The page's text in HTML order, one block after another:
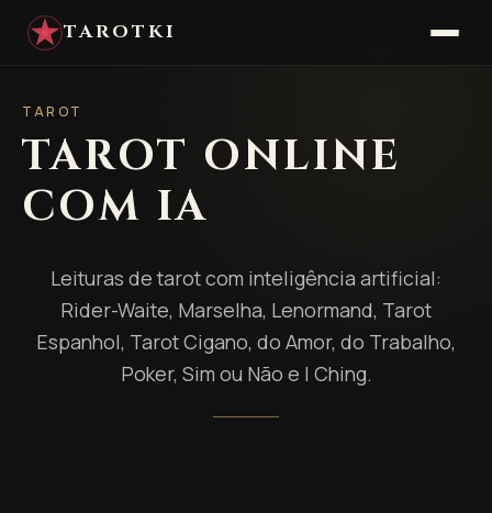
TAROTKI
TAROT
TAROT ONLINE
COM IA
Leituras de tarot com inteligência artificial:
Rider-Waite, Marselha, Lenormand, Tarot
Espanhol, Tarot Cigano, do Amor, do Trabalho,
Poker, Sim ou Não e I Ching.